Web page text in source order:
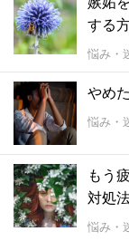
する
悩み・
やめ
悩み・
もう
対処
悩み・